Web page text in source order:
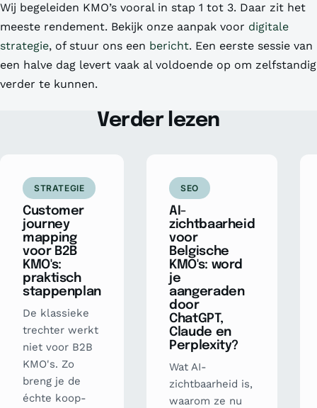
Wij begeleiden KMO’s vooral in stap 1 tot 3. Daar zit het
meeste rendement. Bekijk onze aanpak voor digitale
strategie, of stuur ons een bericht. Een eerste sessie van
een halve dag levert vaak al voldoende op om zelfstandig
verder te kunnen.
Verder lezen
STRATEGIE
Customer
journey
mapping
voor B2B
KMO's:
praktisch
stappenplan
De klassieke
trechter werkt
niet voor B2B
KMO's. Zo
breng je de
échte koop-
SEO
AI-
zichtbaarheid
voor
Belgische
KMO's: word
je
aangeraden
door
ChatGPT,
Claude en
Perplexity?
Wat AI-
zichtbaarheid is,
waarom ze nu